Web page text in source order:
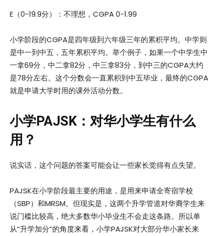
E（0-19.9分）：不理想，CGPA 0-1.99
小学阶段的CGPA是四年级到六年级三年的累积平均。中学则
是中一到中五，五年累积平均。举个例子，如果一个中学生中
一拿69分，中二拿82分，中三拿83分，到中三的CGPA大约
是78分左右。这个分数会一直累积到中五毕业，最终的CGPA
就是申请大学时用的课外活动分数。
小学PAJSK：对华小学生有什么
用？
说实话，这个问题的答案可能会让一些家长觉得有点失望。
PAJSK在小学阶段最主要的用途，是用来申请全寄宿学校
（SBP）和MRSM。但现实是，这两个升学管道对华裔学生来
说门槛比较高，绝大多数华小毕业生不会走这条路。所以单
从”升学加分”的角度来看，小学PAJSK对大部分华小家长来